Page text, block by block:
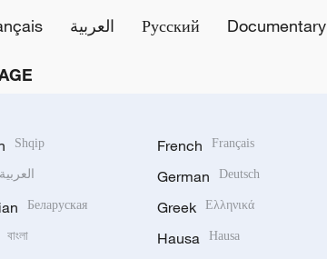
العربية Русский Documentary
Shqip
العربية
Беларуская
বাংলা
French Français
German Deutsch
Greek Ελληνικά
Hausa Hausa